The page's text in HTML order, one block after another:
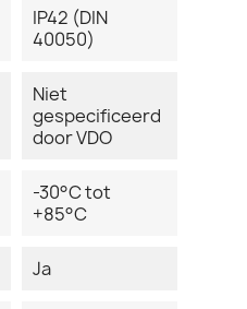
IP42 (DIN
40050)
Niet
gespecificeerd
door VDO
-30°C tot
+85°C
Ja